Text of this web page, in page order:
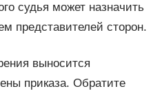
судья может назначить
представителей сторон.
выносится
приказа. Обратите